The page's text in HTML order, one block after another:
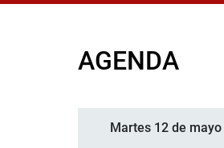
AGENDA
Martes 12 de mayo